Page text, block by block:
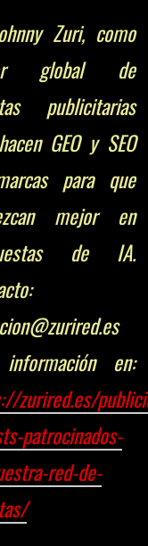
Zuri, como
global de
publicitarias
GEO y SEO
para que
mejor en
de IA.
en:
zurired.es/
patrocinados-
red-de-